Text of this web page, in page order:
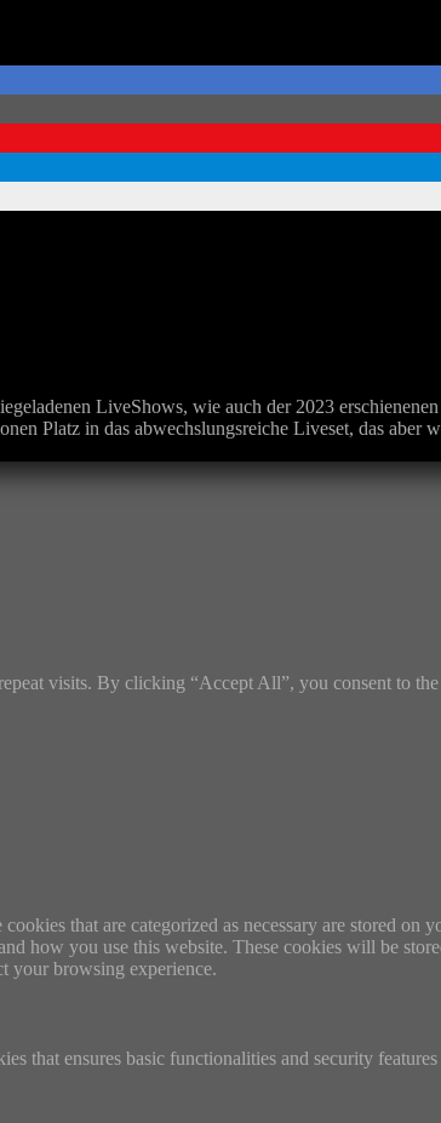
LiveShows, wie auch der 2023
Platz in das abwechslungsreiche Liveset, das aber
visits. By clicking “Accept All”, you consent to
that are categorized as necessary are stored on
how you use this website. These cookies will be
your browsing experience.
that ensures basic functionalities and security